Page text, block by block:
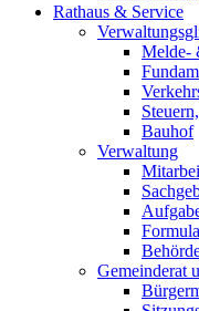
Rathaus & Service
Melde-
Bauhof
Verwaltung
Gemeinderat